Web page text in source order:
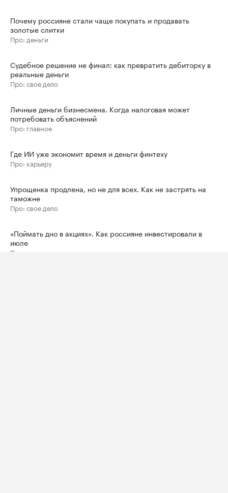
Почему россияне стали чаще покупать и продавать
золотые слитки
Про: деньги
Судебное решение не финал: как превратить дебиторку в
реальные деньги
Про: свое дело
Личные деньги бизнесмена. Когда налоговая может
потребовать объяснений
Про: главное
Где ИИ уже экономит время и деньги финтеху
Про: карьеру
Упрощенка продлена, но не для всех. Как не застрять на
таможне
Про: свое дело
«Поймать дно в акциях». Как россияне инвестировали в
июле
Про: главное